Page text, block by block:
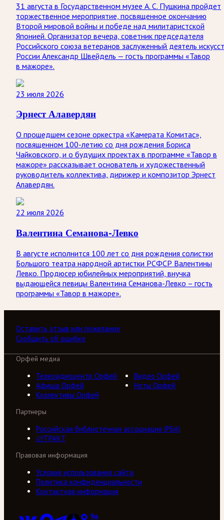
31 августа в Государственном музее А. С. Пушкина пройдет
торжественное мероприятие, посвященное окончанию
Второй мировой войны и победе над милитаристской
Японией. Организатор вечера, советник председателя
Российского союза ветеранов заслуженный деятель
России Александр Швейдель — гость программы «Тавор
в мажоре».
23 июля 2026
Эрнест Алавердян
О прошедшем сезоне оркестра «Камерата Комитас»,
посвященном 100-летию со дня рождения Бориса
Чайковского, и о будущих проектах в программе «Тавор в
мажоре» рассказывает основатель и художественный
руководитель коллектива, дирижер и композитор Эрнест
Алавердян.
22 июля 2026
Валентина Семанова-Левко
В августе исполнится 100 лет со дня рождения солистки
Большого театра народной артистки РСФСР Валентины
Левко. Продюсер юбилейных мероприятий, внучка
выдающейся певицы Валентина Семанова-Левко – гость
программы «Тавор в мажоре».
Оставить отзыв или пожелание
Сообщить об ошибке
Орфей медиа
Телерадиоцентр Орфей
Видео Орфей
Афиша Орфей
Ноты Орфей
Коллективы Орфей
Партнеры
Российская библиотечная ассоциация (РБА)
///ТРАКТ
Правовая информация
Условия использования сайта
Политика конфиденциальности
Контактная информация